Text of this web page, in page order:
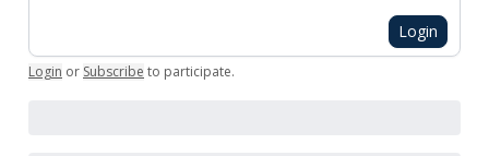
Login
Login or Subscribe to participate.